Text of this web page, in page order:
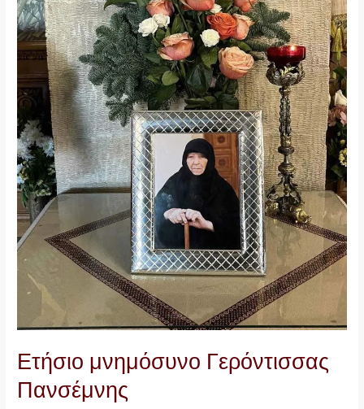
Ετήσιο μνημόσυνο Γερόντισσας
Πανσέμνης